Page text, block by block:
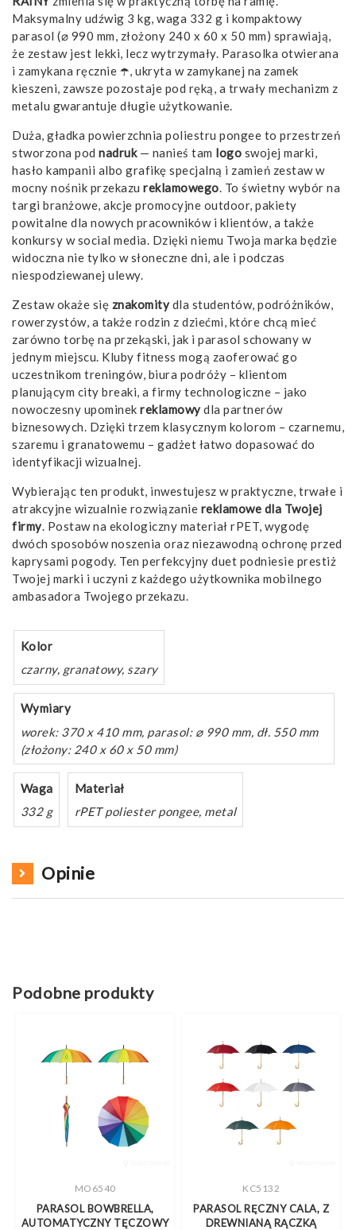
Maksymalny udźwig 3 kg, waga 332 g i kompaktowy
parasol (⌀ 990 mm, złożony 240 x 60 x 50 mm) sprawiają,
że zestaw jest lekki, lecz wytrzymały. Parasolka otwierana
i zamykana ręcznie ☂️, ukryta w zamykanej na zamek
kieszeni, zawsze pozostaje pod ręką, a trwały mechanizm z
metalu gwarantuje długie użytkowanie.
Duża, gładka powierzchnia poliestru pongee to przestrzeń
stworzona pod nadruk— nanieś tam logo swojej marki,
hasło kampanii albo grafikę specjalną i zamień zestaw w
mocny nośnik przekazu reklamowego. To świetny wybór na
targi branżowe, akcje promocyjne outdoor, pakiety
powitalne dla nowych pracowników i klientów, a także
konkursy w social media. Dzięki niemu Twoja marka będzie
widoczna nie tylko w słoneczne dni, ale i podczas
niespodziewanej ulewy.
Zestaw okaże się znakomitydla studentów, podróżników,
rowerzystów, a także rodzin z dziećmi, które chcą mieć
zarówno torbę na przekąski, jak i parasol schowany w
jednym miejscu. Kluby fitness mogą zaoferować go
uczestnikom treningów, biura podróży – klientom
planującym city breaki, a firmy technologiczne – jako
nowoczesny upominek reklamowydla partnerów
biznesowych. Dzięki trzem klasycznym kolorom – czarnemu,
szaremu i granatowemu – gadżet łatwo dopasować do
identyfikacji wizualnej.
Wybierając ten produkt, inwestujesz w praktyczne, trwałe i
atrakcyjne wizualnie rozwiązanie reklamowe dla Twojej
firmy. Postaw na ekologiczny materiał rPET, wygodę
dwóch sposobów noszenia oraz niezawodną ochronę przed
kaprysami pogody. Ten perfekcyjny duet podniesie prestiż
Twojej marki i uczyni z każdego użytkownika mobilnego
ambasadora Twojego przekazu.
Kolor
czarny, granatowy, szary
Wymiary
worek: 370 x 410 mm, parasol: ⌀ 990 mm, dł. 550 mm
(złożony: 240 x 60 x 50 mm)
Waga
332 g
Materiał
rPET poliester pongee, metal
Opinie
Podobne produkty
MO6540
PARASOL BOWBRELLA,
AUTOMATYCZNY TĘCZOWY
KC5132
PARASOL RĘCZNY CALA, Z
DREWNIANĄ RĄCZKĄ